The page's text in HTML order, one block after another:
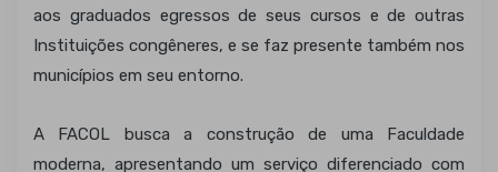
aos graduados egressos de seus cursos e de outras
Instituições congêneres, e se faz presente também nos
municípios em seu entorno.
A FACOL busca a construção de uma Faculdade
moderna, apresentando um serviço diferenciado com